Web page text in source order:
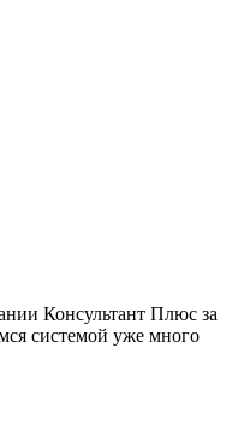
Консультант Плюс за
системой уже много